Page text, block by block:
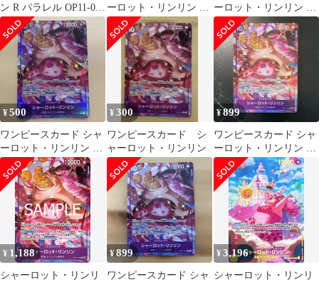
ン R パラレル OP11-073
神速の拳
ーロット・リンリン R
パラレル 3枚セット
ーロット・リンリン フ
ラッグシップ 4枚セッ
ト
¥500
ワンピースカード シャ
ーロット・リンリン R
パラレル 神速の拳
¥300
ワンピースカード シ
ャーロット・リンリン
¥899
ワンピースカード シャ
ーロット・リンリン R
パラレル
¥ 1,188
シャーロット・リンリ
¥899
ワンピースカード シャ
¥3,196
シャーロット・リンリ